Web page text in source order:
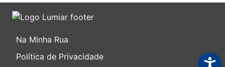
Na Minha Rua
Política de Privacidade